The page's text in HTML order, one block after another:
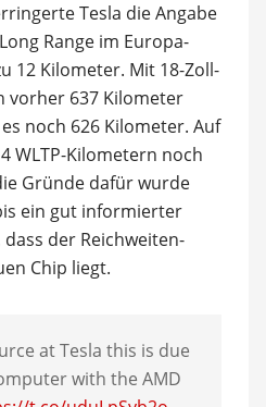
Tesla die Angabe
Range im Europa-
12 Kilometer. Mit 18-Zoll-
vorher 637 Kilometer
noch 626 Kilometer. Auf
WLTP-Kilometern noch
Gründe dafür wurde
ein gut informierter
der Reichweiten-
Chip liegt.
at Tesla this is due
with the AMD